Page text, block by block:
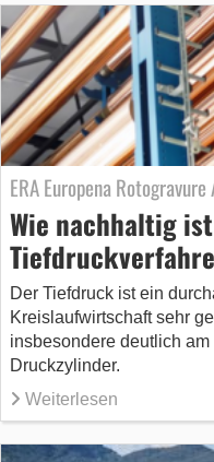
ERA Europena
Wie nachhaltig
Der Tiefdruck ist ein
Kreislaufwirtschaft sehr
insbesondere deutlich
Druckzylinder.
Weiterlesen